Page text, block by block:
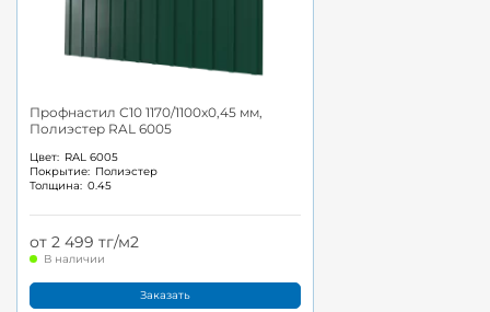
Профнастил С10 1170/1100x0,45 мм,
Полиэстер RAL 6005
Цвет: RAL 6005
Покрытие: Полиэстер
Толщина: 0.45
от 2 499 тг/м2
В наличии
Заказать